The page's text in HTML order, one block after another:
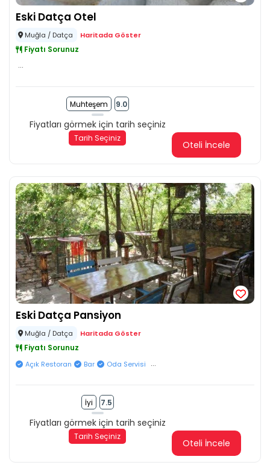
Eski Datça Otel
Muğla / Datça Haritada Göster
Fiyatı Sorunuz
...
Muhteşem 9.0
Fiyatları görmek için tarih seçiniz
Tarih Seçiniz
Oteli İncele
Eski Datça Pansiyon
Muğla / Datça Haritada Göster
Fiyatı Sorunuz
Açık Restoran Bar Oda Servisi ...
İyi 7.5
Fiyatları görmek için tarih seçiniz
Tarih Seçiniz
Oteli İncele